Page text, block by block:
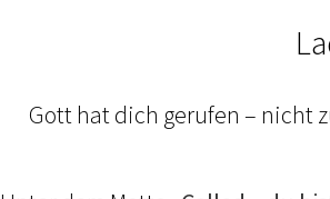
Gott hat dich gerufen – nicht